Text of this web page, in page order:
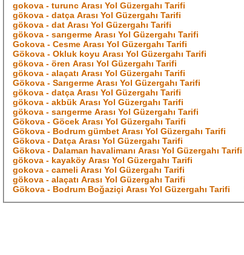
gokova - turunc Arası Yol Güzergahı Tarifi
gökova - datça Arası Yol Güzergahı Tarifi
gökova - dat Arası Yol Güzergahı Tarifi
gökova - sarıgerme Arası Yol Güzergahı Tarifi
Gokova - Cesme Arası Yol Güzergahı Tarifi
Gökova - Okluk koyu Arası Yol Güzergahı Tarifi
gökova - ören Arası Yol Güzergahı Tarifi
gökova - alaçatı Arası Yol Güzergahı Tarifi
Gökova - Sarıgerme Arası Yol Güzergahı Tarifi
gökova - datça Arası Yol Güzergahı Tarifi
gökova - akbük Arası Yol Güzergahı Tarifi
gökova - sarıgerme Arası Yol Güzergahı Tarifi
Gökova - Göcek Arası Yol Güzergahı Tarifi
Gökova - Bodrum gümbet Arası Yol Güzergahı Tarifi
Gökova - Datça Arası Yol Güzergahı Tarifi
Gökova - Dalaman havalimanı Arası Yol Güzergahı Tarifi
gökova - kayaköy Arası Yol Güzergahı Tarifi
gokova - cameli Arası Yol Güzergahı Tarifi
gökova - alaçatı Arası Yol Güzergahı Tarifi
Gökova - Bodrum Boğaziçi Arası Yol Güzergahı Tarifi